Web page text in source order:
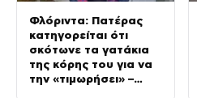
Φλόριντα: Πατέρας
κατηγορείται ότι
σκότωνε τα γατάκια
της κόρης του για να
την «τιμωρήσει» –